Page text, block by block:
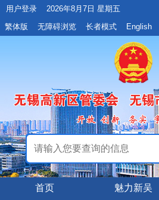
用户登录
2026年8月7日 星期五
繁体版
无障碍浏览 长者模式 English
首页 魅力新吴